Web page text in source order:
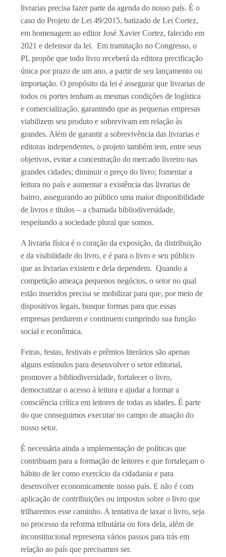
livrarias precisa fazer parte da agenda do nosso país. É o
caso do Projeto de Lei 49/2015, batizado de Lei Cortez,
em homenagem ao editor José Xavier Cortez, falecido em
2021 e defensor da lei. Em tramitação no Congresso, o
PL propõe que todo livro receberá da editora precificação
única por prazo de um ano, a partir de seu lançamento ou
importação. O propósito da lei é assegurar que livrarias de
todos os portes tenham as mesmas condições de logística
e comercialização, garantindo que as pequenas empresas
viabilizem seu produto e sobrevivam em relação às
grandes. Além de garantir a sobrevivência das livrarias e
editoras independentes, o projeto também tem, entre seus
objetivos, evitar a concentração do mercado livreiro nas
grandes cidades; diminuir o preço do livro; fomentar a
leitura no país e aumentar a existência das livrarias de
bairro, assegurando ao público uma maior disponibilidade
de livros e títulos – a chamada bibliodiversidade,
respeitando a sociedade plural que somos.
A livraria física é o coração da exposição, da distribuição
e da visibilidade do livro, e é para o livro e seu público
que as livrarias existem e dela dependem. Quando a
competição ameaça pequenos negócios, o setor no qual
estão inseridos precisa se mobilizar para que, por meio de
dispositivos legais, busque formas para que essas
empresas perdurem e continuem cumprindo sua função
social e econômica.
Feiras, festas, festivais e prêmios literários são apenas
alguns estímulos para desenvolver o setor editorial,
promover a bibliodiversidade, fortalecer o livro,
democratizar o acesso à leitura e ajudar a formar a
consciência crítica em leitores de todas as idades. É parte
do que conseguimos executar no campo de atuação do
nosso setor.
É necessária ainda a implementação de políticas que
contribuam para a formação de leitores e que fortaleçam o
hábito de ler como exercício da cidadania e para
desenvolver economicamente nosso país. E não é com
aplicação de contribuições ou impostos sobre o livro que
trilharemos esse caminho. A tentativa de taxar o livro, seja
no processo da reforma tributária ou fora dela, além de
inconstitucional representa vários passos para trás em
relação ao país que precisamos ser.